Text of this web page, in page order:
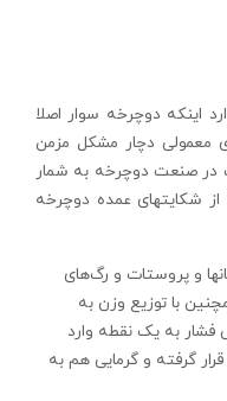
اینکه دوچرخه سوار اصلا
معمولی دچار مشکل مزمن
در صنعت دوچرخه به شمار
از شکایتهای عمده دوچرخه
و پروستات و رگ‌های
با توزیع وزن به
به یک نقطه وارد
گرفته و گرمایی هم به